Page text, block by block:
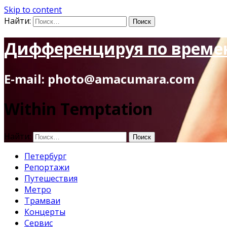
Skip to content
Найти:
Дифференцируя по
E-mail: photo@amacumara.com
Within Temptation
Найти:
Петербург
Репортажи
Путешествия
Метро
Трамваи
Концерты
Сервис